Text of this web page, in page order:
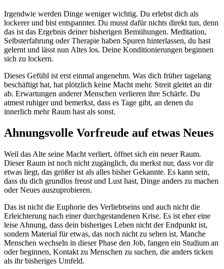
Irgendwie werden Dinge weniger wichtig. Du erlebst dich als
lockerer und bist entspannter. Du musst dafür nichts direkt tun, denn
das ist das Ergebnis deiner bisherigen Bemühungen. Meditation,
Selbsterfahrung oder Therapie haben Spuren hinterlassen, du hast
gelernt und lässt nun Altes los. Deine Konditionierungen beginnen
sich zu lockern.
Dieses Gefühl ist erst einmal angenehm. Was dich früher tagelang
beschäftigt hat, hat plötzlich keine Macht mehr. Streit gleitet an dir
ab. Erwartungen anderer Menschen verlieren ihre Schärfe. Du
atmest ruhiger und bemerkst, dass es Tage gibt, an denen du
innerlich mehr Raum hast als sonst.
Ahnungsvolle Vorfreude auf etwas Neues
Weil das Alte seine Macht verliert, öffnet sich ein neuer Raum.
Dieser Raum ist noch nicht zugänglich, du merkst nur, dass vor dir
etwas liegt, das größer ist als alles bisher Gekannte. Es kann sein,
dass du dich grundlos freust und Lust hast, Dinge anders zu machen
oder Neues auszuprobieren.
Das ist nicht die Euphorie des Verliebtseins und auch nicht die
Erleichterung nach einer durchgestandenen Krise. Es ist eher eine
leise Ahnung, dass dein bisheriges Leben nicht der Endpunkt ist,
sondern Material für etwas, das noch nicht zu sehen ist. Manche
Menschen wechseln in dieser Phase den Job, fangen ein Studium an
oder beginnen, Kontakt zu Menschen zu suchen, die anders ticken
als ihr bisheriges Umfeld.